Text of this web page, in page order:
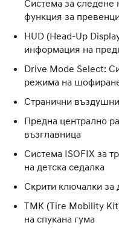
Система за следене
функция за
HUD (Head-Up
информация на
Drive Mode Select:
режима на
Странични
Предна централно
възглавница
Система ISOFIX за
на детска седалка
Скрити ключалки за
ТМК (Tire Mobility
на спукана гума